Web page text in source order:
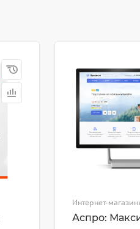
Интернет-
Аспро: